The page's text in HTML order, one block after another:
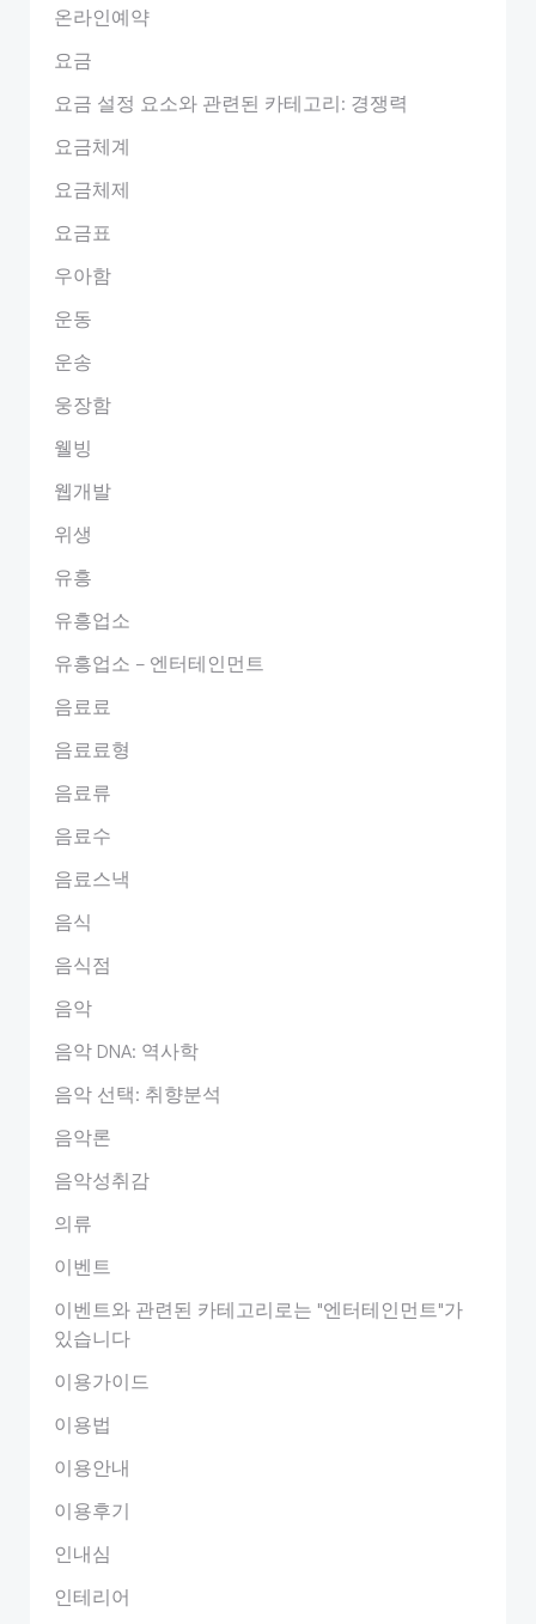
온라인예약
요금
요금 설정 요소와 관련된 카테고리: 경쟁력
요금체계
요금체제
요금표
우아함
운동
운송
웅장함
웰빙
웹개발
위생
유흥
유흥업소
유흥업소 – 엔터테인먼트
음료료
음료료형
음료류
음료수
음료스낵
음식
음식점
음악
음악 DNA: 역사학
음악 선택: 취향분석
음악론
음악성취감
의류
이벤트
이벤트와 관련된 카테고리로는 "엔터테인먼트"가
있습니다
이용가이드
이용법
이용안내
이용후기
인내심
인테리어